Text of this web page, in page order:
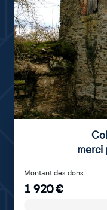
merci
Montant des dons
1 920€